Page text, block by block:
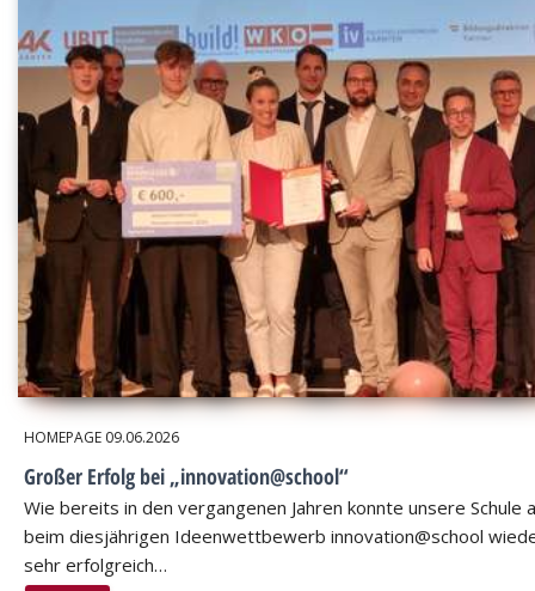
HOMEPAGE 09.06.2026
Großer Erfolg bei „innovation@school“
Wie bereits in den vergangenen Jahren konnte unsere Schule
beim diesjährigen Ideenwettbewerb innovation@school
sehr erfolgreich…